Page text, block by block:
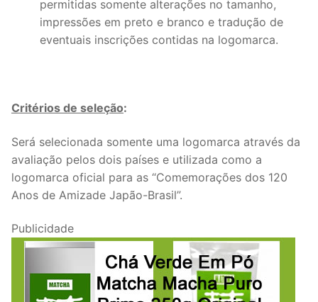
permitidas somente alterações no tamanho,
impressões em preto e branco e tradução de
eventuais inscrições contidas na logomarca.
Critérios de seleção:
Será selecionada somente uma logomarca através da
avaliação pelos dois países e utilizada como a
logomarca oficial para as “Comemorações dos 120
Anos de Amizade Japão-Brasil”.
Publicidade